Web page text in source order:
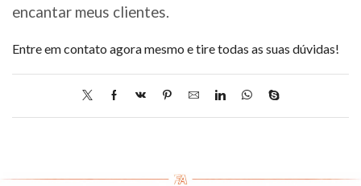
encantar meus clientes.
Entre em contato agora mesmo e tire todas as suas dúvidas!